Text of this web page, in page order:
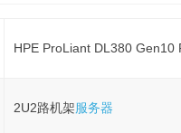
HPE ProLiant DL380 Gen10
2U2路机架服务器